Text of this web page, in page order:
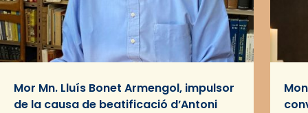
Mor Mn. Lluís Bonet Armengol, impulsor
de la causa de beatificació d’Antoni